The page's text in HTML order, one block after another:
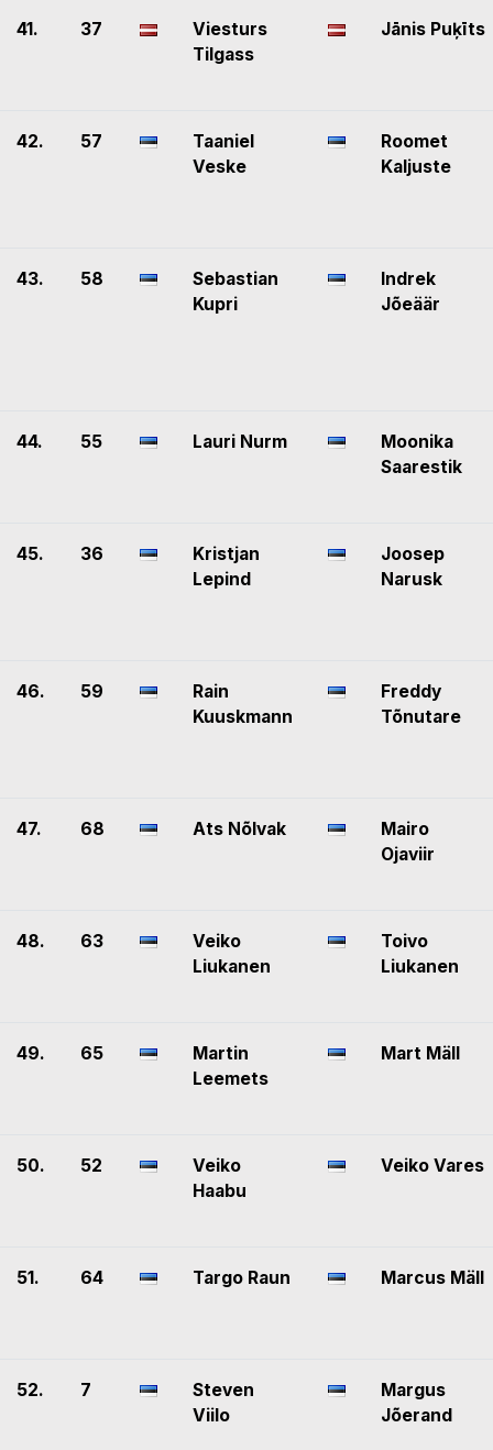
41. 37
Viesturs
Tilgass
Jānis Puķīts
42. 57
Taaniel
Veske
Roomet
Kaljuste
43. 58
Sebastian
Kupri
Indrek
Jõeäär
44. 55 Lauri Nurm
Moonika
Saarestik
45. 36
Kristjan
Lepind
Joosep
Narusk
46. 59
Rain
Kuuskmann
Freddy
Tõnutare
47. 68 Ats Nõlvak
Mairo
Ojaviir
48. 63
Veiko
Liukanen
Toivo
Liukanen
49. 65
Martin
Leemets
Mart Mäll
50. 52
Veiko
Haabu
Veiko Vares
51. 64 Targo Raun Marcus Mäll
52. 7
Steven
Viilo
Margus
Jõerand